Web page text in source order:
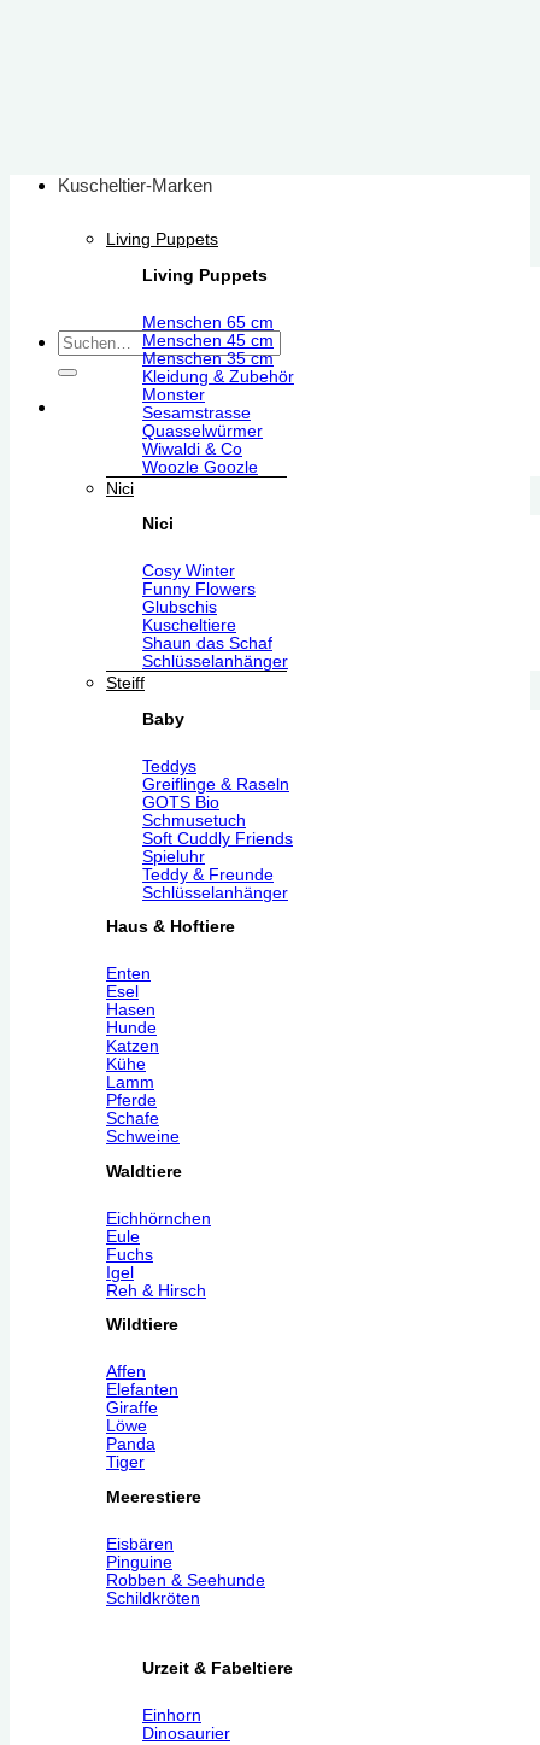
Suchen
nach:
Kuscheltier-Marken
Living Puppets
Living Puppets
Menschen 65 cm
Menschen 45 cm
Menschen 35 cm
Kleidung & Zubehör
Monster
Sesamstrasse
Quasselwürmer
Wiwaldi & Co
Woozle Goozle
Nici
Nici
Cosy Winter
Funny Flowers
Glubschis
Kuscheltiere
Shaun das Schaf
Schlüsselanhänger
Steiff
Baby
Teddys
Greiflinge & Raseln
GOTS Bio
Schmusetuch
Soft Cuddly Friends
Spieluhr
Teddy & Freunde
Schlüsselanhänger
Haus & Hoftiere
Enten
Esel
Hasen
Hunde
Katzen
Kühe
Lamm
Pferde
Schafe
Schweine
Waldtiere
Eichhörnchen
Eule
Fuchs
Igel
Reh & Hirsch
Wildtiere
Affen
Elefanten
Giraffe
Löwe
Panda
Tiger
Meerestiere
Eisbären
Pinguine
Robben & Seehunde
Schildkröten
Urzeit & Fabeltiere
Einhorn
Dinosaurier